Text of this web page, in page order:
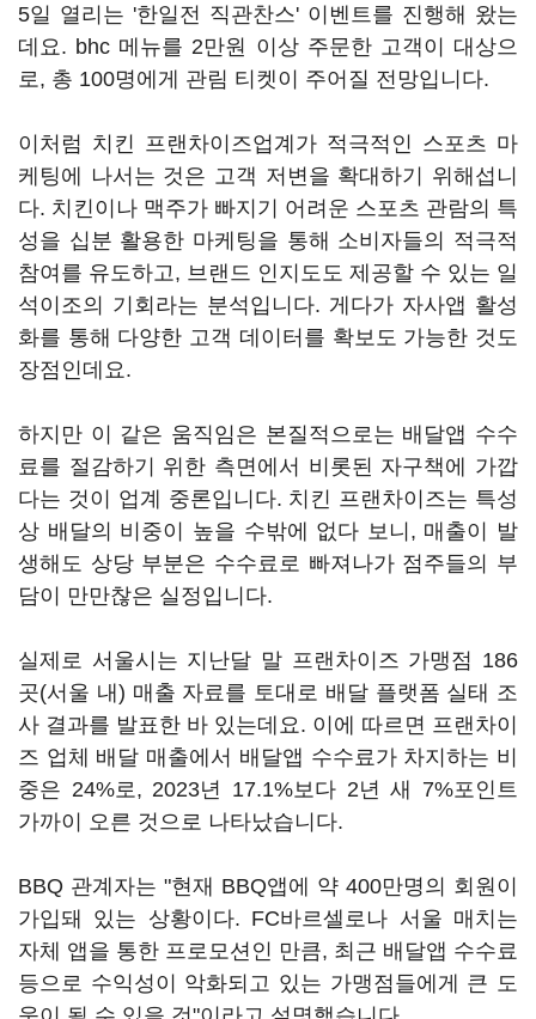
5일 열리는 '한일전 직관찬스' 이벤트를 진행해 왔는
데요. bhc 메뉴를 2만원 이상 주문한 고객이 대상으
로, 총 100명에게 관림 티켓이 주어질 전망입니다.
이처럼 치킨 프랜차이즈업계가 적극적인 스포츠 마
케팅에 나서는 것은 고객 저변을 확대하기 위해섭니
다. 치킨이나 맥주가 빠지기 어려운 스포츠 관람의 특
성을 십분 활용한 마케팅을 통해 소비자들의 적극적
참여를 유도하고, 브랜드 인지도도 제공할 수 있는 일
석이조의 기회라는 분석입니다. 게다가 자사앱 활성
화를 통해 다양한 고객 데이터를 확보도 가능한 것도
장점인데요.
하지만 이 같은 움직임은 본질적으로는 배달앱 수수
료를 절감하기 위한 측면에서 비롯된 자구책에 가깝
다는 것이 업계 중론입니다. 치킨 프랜차이즈는 특성
상 배달의 비중이 높을 수밖에 없다 보니, 매출이 발
생해도 상당 부분은 수수료로 빠져나가 점주들의 부
담이 만만찮은 실정입니다.
실제로 서울시는 지난달 말 프랜차이즈 가맹점 186
곳(서울 내) 매출 자료를 토대로 배달 플랫폼 실태 조
사 결과를 발표한 바 있는데요. 이에 따르면 프랜차이
즈 업체 배달 매출에서 배달앱 수수료가 차지하는 비
중은 24%로, 2023년 17.1%보다 2년 새 7%포인트
가까이 오른 것으로 나타났습니다.
BBQ 관계자는 "현재 BBQ앱에 약 400만명의 회원이
가입돼 있는 상황이다. FC바르셀로나 서울 매치는
자체 앱을 통한 프로모션인 만큼, 최근 배달앱 수수료
등으로 수익성이 악화되고 있는 가맹점들에게 큰 도